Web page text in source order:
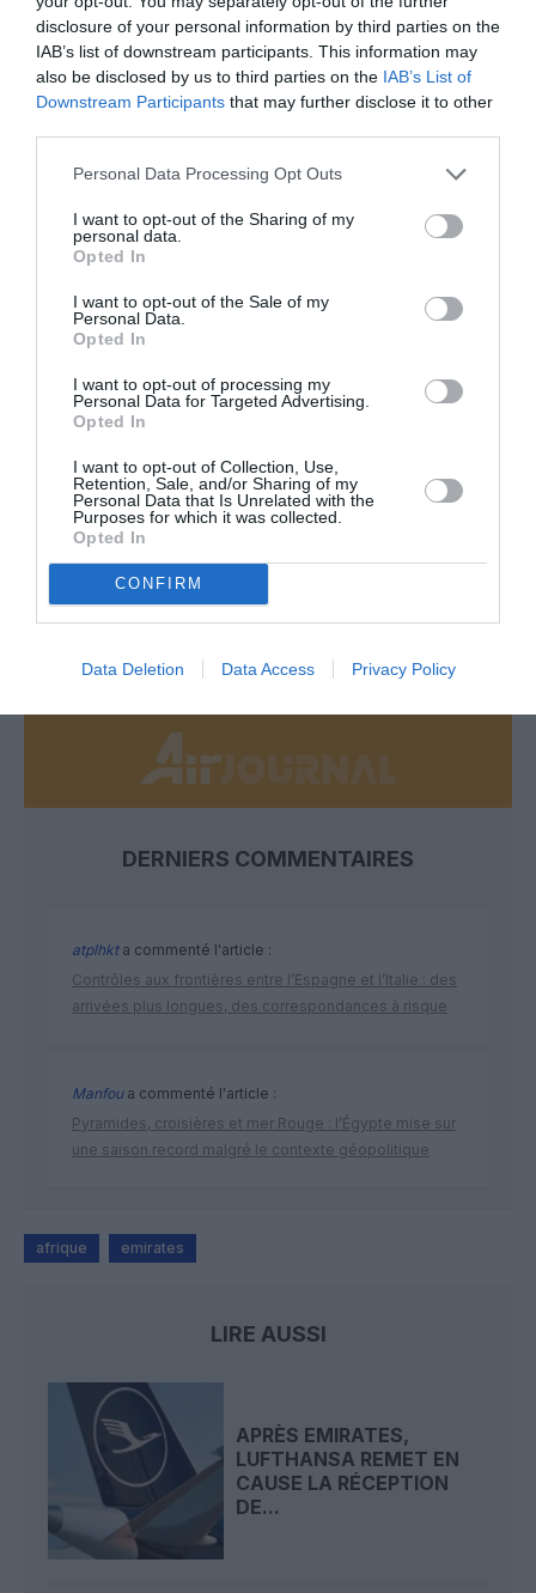
disclosure of your personal information by third parties on the
IAB’s list of downstream participants. This information may
also be disclosed by us to third parties on the IAB’s List of
Downstream Participants that may further disclose it to other
Personal Data Processing Opt Outs
I want to opt-out of the Sharing of my
personal data.
Opted In
I want to opt-out of the Sale of my
Personal Data.
Opted In
I want to opt-out of processing my
Personal Data for Targeted Advertising.
Opted In
I want to opt-out of Collection, Use,
Retention, Sale, and/or Sharing of my
Personal Data that Is Unrelated with the
Purposes for which it was collected.
Opted In
CONFIRM
Data Deletion Data Access Privacy Policy
PARTAGER L'ARTICLE
FacebookTwitterPinterestLinkedInEmail
Appel aux lecteurs !
Soutenez Air Journal participez
développement !
NOUS SOUTENIR
DERNIERS COMMENTAIRES
atplhkta commenté l'article :
Contrôles aux frontières entre l’Espagne et l’Italie : des
arrivées plus longues, des correspondances à risque
Manfoua commenté l'article :
Pyramides, croisières et mer Rouge : l’Égypte mise sur
une saison record malgré le contexte géopolitique
afrique emirates
LIRE AUSSI
APRÈS EMIRATES,
LUFTHANSA REMET EN
CAUSE LA RÉCEPTION
DE...